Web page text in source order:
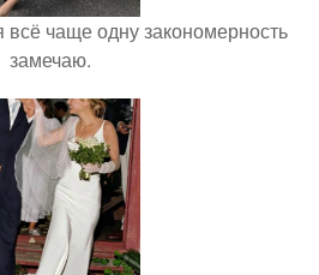
чаще одну закономерность
замечаю.